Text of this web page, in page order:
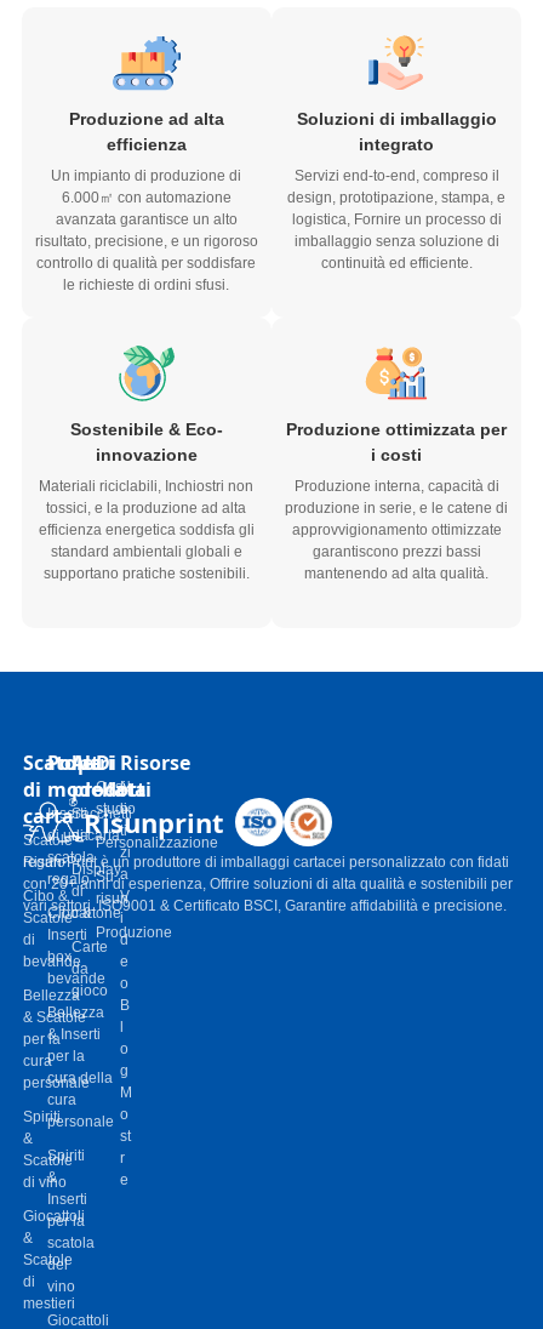
Produzione ad alta
efficienza
Un impianto di produzione di
6.000㎡ con automazione
avanzata garantisce un alto
risultato, precisione, e un rigoroso
controllo di qualità per soddisfare
le richieste di ordini sfusi.
Soluzioni di imballaggio
integrato
Servizi end-to-end, compreso il
design, prototipazione, stampa, e
logistica, Fornire un processo di
imballaggio senza soluzione di
continuità ed efficiente.
Sostenibile & Eco-
innovazione
Materiali riciclabili, Inchiostri non
tossici, e la produzione ad alta
efficienza energetica soddisfa gli
standard ambientali globali e
supportano pratiche sostenibili.
Produzione ottimizzata per
i costi
Produzione interna, capacità di
produzione in serie, e le catene di
approvvigionamento ottimizzate
garantiscono prezzi bassi
mantenendo ad alta qualità.
Scatole
di
carta
Scatole
regalo
Cibo &
Scatole
di
bevande
Bellezza
& Scatole
per la
cura
personale
Spiriti
&
Scatole
di vino
Giocattoli
&
Scatole
di
mestieri
Polpa
modellata
Inserti
di una
scatola
regalo
Cibo &
Inserti
box
bevande
Bellezza
& Inserti
per la
cura della
cura
personale
Spiriti
&
Inserti
per la
scatola
del
vino
Giocattoli
Altri
prodotti
Sacchetti
di carta
Display
di
cartone
Carte
da
gioco
Di
Casi
studio
Personalizzazione
Su
risun
Produzione
Risorse
N
o
ti
zi
a
V
i
d
e
o
B
l
o
g
M
o
st
r
e
Risunprint
Risun-Print è un produttore di imballaggi cartacei personalizzato con fidati
con 20+ anni di esperienza, Offrire soluzioni di alta qualità e sostenibili per
vari settori. ISO9001 & Certificato BSCI, Garantire affidabilità e precisione.